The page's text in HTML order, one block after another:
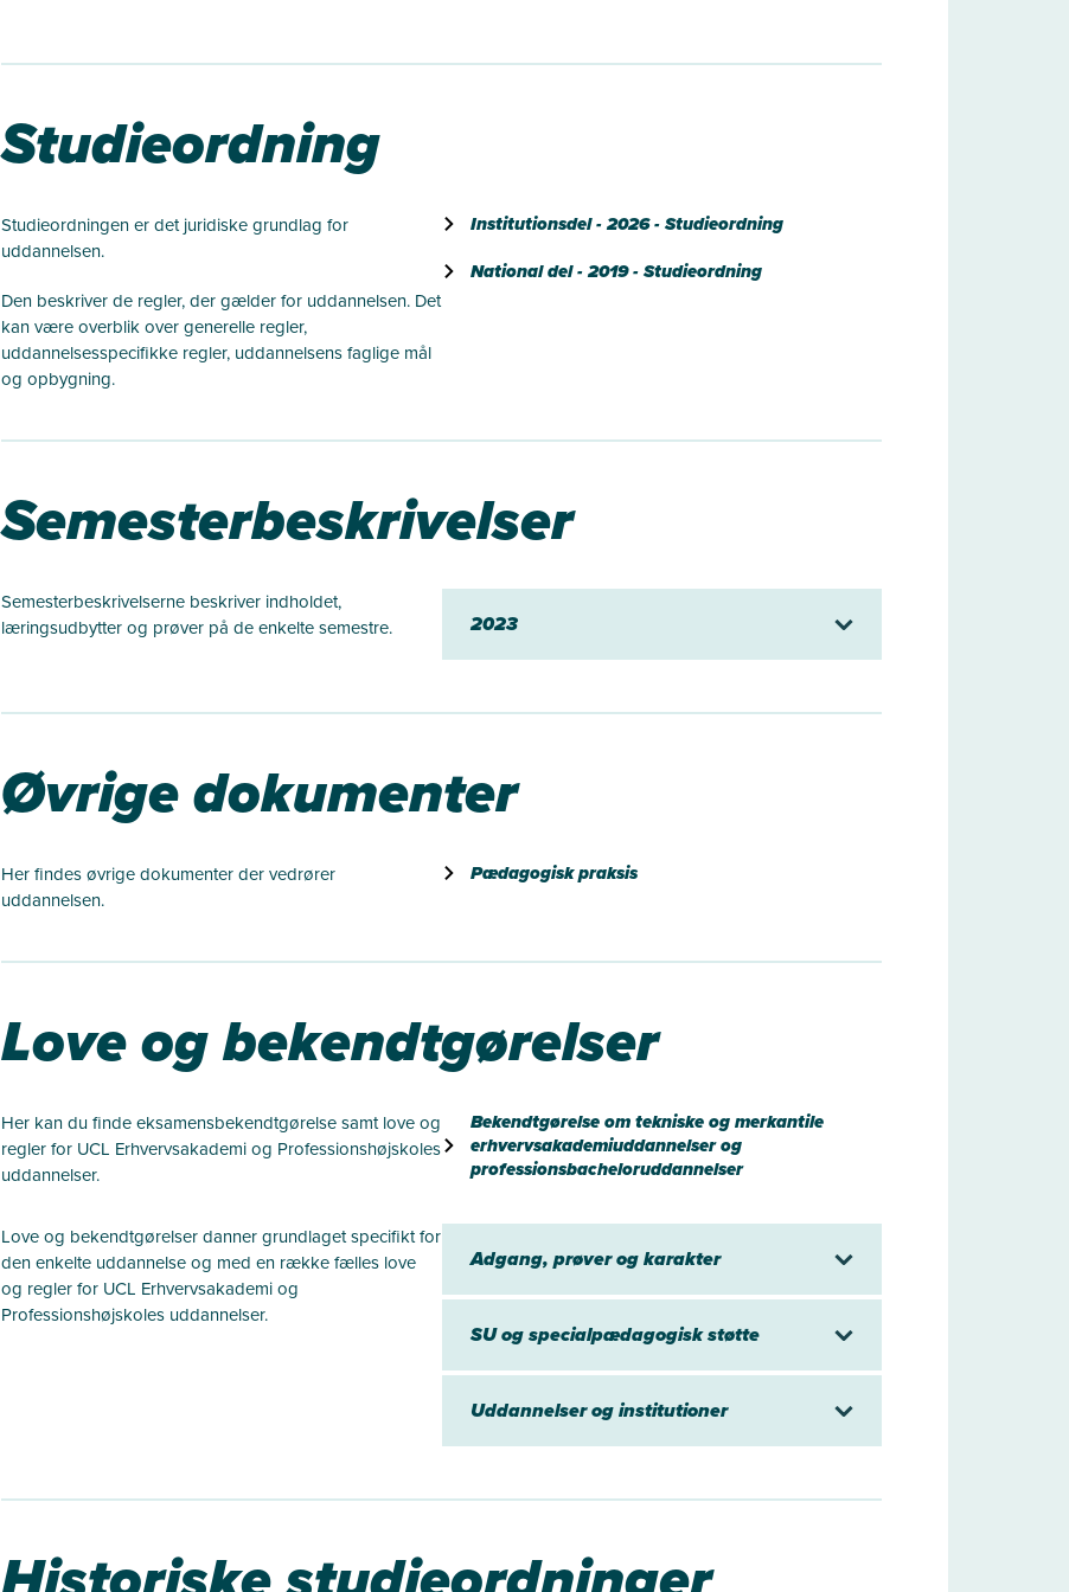
Studieordning
Studieordningen er det juridiske grundlag for
uddannelsen.
Den beskriver de regler, der gælder for uddannelsen. Det
kan være overblik over generelle regler,
uddannelsesspecifikke regler, uddannelsens faglige mål
og opbygning.
Institutionsdel - 2026 - Studieordning
National del - 2019 - Studieordning
Semesterbeskrivelser
Semesterbeskrivelserne beskriver indholdet,
læringsudbytter og prøver på de enkelte semestre.
2023
Øvrige dokumenter
Her findes øvrige dokumenter der vedrører
uddannelsen.
Pædagogisk praksis
Love og bekendtgørelser
Her kan du finde eksamensbekendtgørelse samt love og
regler for UCL Erhvervsakademi og Professionshøjskoles
uddannelser.
Bekendtgørelse om tekniske og merkantile
erhvervsakademiuddannelser og
professionsbacheloruddannelser
Love og bekendtgørelser danner grundlaget specifikt for
den enkelte uddannelse og med en række fælles love
og regler for UCL Erhvervsakademi og
Professionshøjskoles uddannelser.
Adgang, prøver og karakter
SU og specialpædagogisk støtte
Uddannelser og institutioner